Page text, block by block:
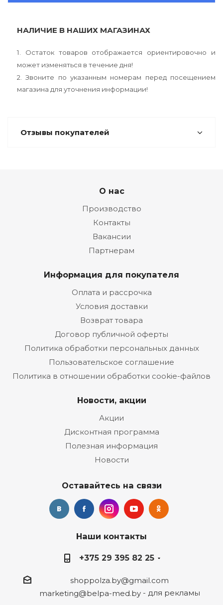
НАЛИЧИЕ В НАШИХ МАГАЗИНАХ
1. Остаток товаров отображается ориентировочно и
может изменяться в течение дня!
2. Звоните по указанным номерам перед посещением
магазина для уточнения информации!
Отзывы покупателей
О нас
Производство
Контакты
Вакансии
Партнерам
Информация для покупателя
Оплата и рассрочка
Условия доставки
Возврат товара
Договор публичной оферты
Политика обработки персональных данных
Пользовательское соглашение
Политика в отношении обработки cookie-файлов
Новости, акции
Акции
Дисконтная программа
Полезная информация
Новости
Оставайтесь на связи
Наши контакты
+375 29 395 82 25
shoppolza.by@gmail.com
marketing@belpa-med.by- для рекламы